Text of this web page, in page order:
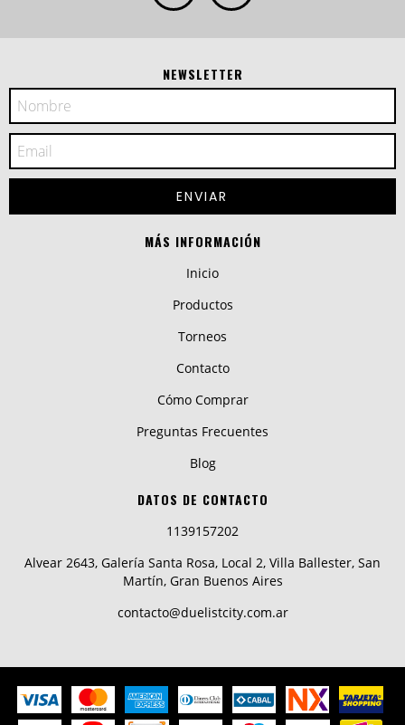
NEWSLETTER
MÁS INFORMACIÓN
Inicio
Productos
Torneos
Contacto
Cómo Comprar
Preguntas Frecuentes
Blog
DATOS DE CONTACTO
1139157202
Alvear 2643, Galería Santa Rosa, Local 2, Villa Ballester, San
Martín, Gran Buenos Aires
contacto@duelistcity.com.ar